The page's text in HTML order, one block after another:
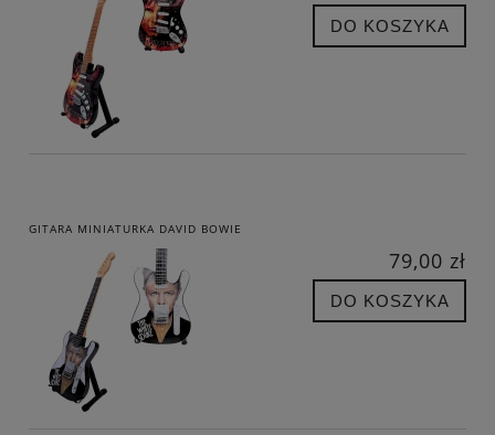
DO KOSZYKA
GITARA MINIATURKA DAVID BOWIE
79,00 zł
DO KOSZYKA